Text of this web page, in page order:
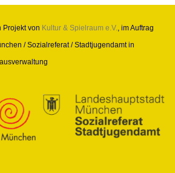
Projekt von Kultur & Spielraum e.V. , im Auftrag
/ Sozialreferat / Stadtjugendamt in